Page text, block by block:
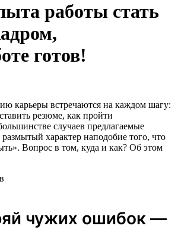
работы стать
готов!
карьеры встречаются на каждом шагу:
резюме, как пройти
случаев предлагаемые
характер наподобие того, что
Вопрос в том, куда и как? Об этом
чужих ошибок —